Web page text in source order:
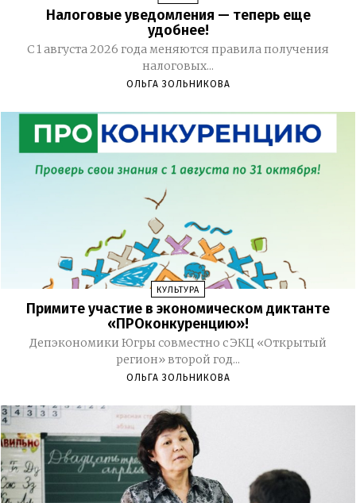
Налоговые уведомления — теперь еще
удобнее!
С 1 августа 2026 года меняются правила получения
налоговых...
ОЛЬГА ЗОЛЬНИКОВА
КУЛЬТУРА
Примите участие в экономическом диктанте
«ПРОконкуренцию»!
Депэкономики Югры совместно с ЭКЦ «Открытый
регион» второй год...
ОЛЬГА ЗОЛЬНИКОВА